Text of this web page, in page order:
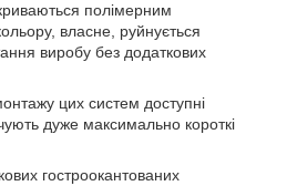
полімерним
власне, руйнується
виробу без додаткових
цих систем доступні
дуже максимально короткі
гостроокантованих